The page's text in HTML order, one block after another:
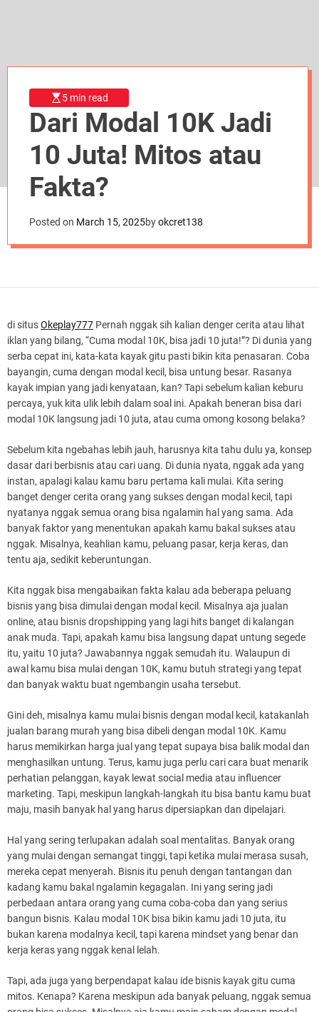
5 min read
Dari Modal 10K Jadi
10 Juta! Mitos atau
Fakta?
Posted on March 15, 2025byokcret138
di situsOkeplay777 Pernah nggak sih kalian denger cerita atau lihat
iklan yang bilang, “Cuma modal 10K, bisa jadi 10 juta!”? Di dunia yang
serba cepat ini, kata-kata kayak gitu pasti bikin kita penasaran. Coba
bayangin, cuma dengan modal kecil, bisa untung besar. Rasanya
kayak impian yang jadi kenyataan, kan? Tapi sebelum kalian keburu
percaya, yuk kita ulik lebih dalam soal ini. Apakah beneran bisa dari
modal 10K langsung jadi 10 juta, atau cuma omong kosong belaka?
Sebelum kita ngebahas lebih jauh, harusnya kita tahu dulu ya, konsep
dasar dari berbisnis atau cari uang. Di dunia nyata, nggak ada yang
instan, apalagi kalau kamu baru pertama kali mulai. Kita sering
banget denger cerita orang yang sukses dengan modal kecil, tapi
nyatanya nggak semua orang bisa ngalamin hal yang sama. Ada
banyak faktor yang menentukan apakah kamu bakal sukses atau
nggak. Misalnya, keahlian kamu, peluang pasar, kerja keras, dan
tentu aja, sedikit keberuntungan.
Kita nggak bisa mengabaikan fakta kalau ada beberapa peluang
bisnis yang bisa dimulai dengan modal kecil. Misalnya aja jualan
online, atau bisnis dropshipping yang lagi hits banget di kalangan
anak muda. Tapi, apakah kamu bisa langsung dapat untung segede
itu, yaitu 10 juta? Jawabannya nggak semudah itu. Walaupun di
awal kamu bisa mulai dengan 10K, kamu butuh strategi yang tepat
dan banyak waktu buat ngembangin usaha tersebut.
Gini deh, misalnya kamu mulai bisnis dengan modal kecil, katakanlah
jualan barang murah yang bisa dibeli dengan modal 10K. Kamu
harus memikirkan harga jual yang tepat supaya bisa balik modal dan
menghasilkan untung. Terus, kamu juga perlu cari cara buat menarik
perhatian pelanggan, kayak lewat social media atau influencer
marketing. Tapi, meskipun langkah-langkah itu bisa bantu kamu buat
maju, masih banyak hal yang harus dipersiapkan dan dipelajari.
Hal yang sering terlupakan adalah soal mentalitas. Banyak orang
yang mulai dengan semangat tinggi, tapi ketika mulai merasa susah,
mereka cepat menyerah. Bisnis itu penuh dengan tantangan dan
kadang kamu bakal ngalamin kegagalan. Ini yang sering jadi
perbedaan antara orang yang cuma coba-coba dan yang serius
bangun bisnis. Kalau modal 10K bisa bikin kamu jadi 10 juta, itu
bukan karena modalnya kecil, tapi karena mindset yang benar dan
kerja keras yang nggak kenal lelah.
Tapi, ada juga yang berpendapat kalau ide bisnis kayak gitu cuma
mitos. Kenapa? Karena meskipun ada banyak peluang, nggak semua